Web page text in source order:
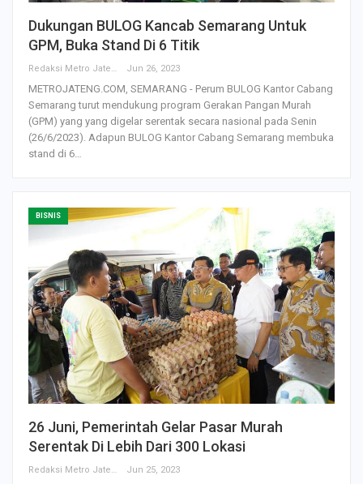
Dukungan BULOG Kancab Semarang Untuk
GPM, Buka Stand Di 6 Titik
Redaksi Metro Jateng Jun 26, 2023
METROJATENG.COM, SEMARANG - Perum BULOG Kantor Cabang
Semarang turut mendukung program Gerakan Pangan Murah
(GPM) yang yang digelar serentak secara nasional pada Senin
(26/6/2023). Adapun BULOG Kantor Cabang Semarang membuka
stand di 6…
BISNIS
26 Juni, Pemerintah Gelar Pasar Murah
Serentak Di Lebih Dari 300 Lokasi
Redaksi Metro Jateng Jun 25, 2023